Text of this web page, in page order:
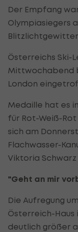
Der Empfang
Olympiasiegers
Blitzlichtgewitter.
Österreichs Ski-
Mittwochabend
London
Medaille hat es
für Rot-Weiß-
sich am
Flachwasser-
Viktoria Schwarz
"Geht an mir
Die Aufregung
Österreich-
deutlich größer